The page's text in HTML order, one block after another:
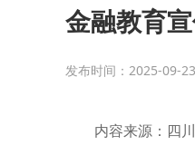
金融教育
发布时间：2025-09-23
内容来源：四